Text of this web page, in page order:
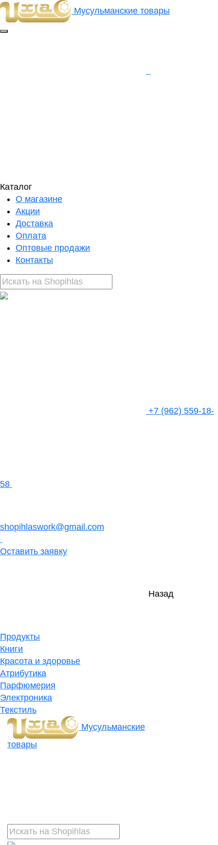
Мусульманские товары
Каталог
О магазине
Акции
Доставка
Оплата
Оптовые продажи
Контакты
+7 (962) 559-18-
58
shopihlaswork@gmail.com
Оставить заявку
Назад
Продукты
Книги
Красота и здоровье
Атрибутика
Парфюмерия
Электроника
Текстиль
Мусульманские
товары